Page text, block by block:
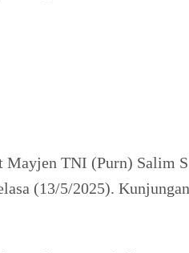
TNI (Purn) Salim
(13/5/2025).